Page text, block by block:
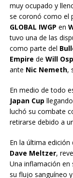
muy ocupado y
se coronó como el
GLOBAL IWGP en
tuvo una de las
como parte del
Empire de Will
ante Nic Nemeth,
En medio de todo
Japan Cup
luchó su combate
retirarse debido a
En la última edición
Dave Meltzer,
Una inflamación
su flujo sanguíneo